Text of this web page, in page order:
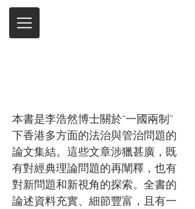
本書是李浩然博士關於“一國兩制”
下香港多方面的法治與管治問題的
論文集結。這些文章涉獵甚廣，既
有對經典理論問題的再闡釋，也有
對新問題和新視角的探索。全書的
論述資料充實、細節豐富，且有一